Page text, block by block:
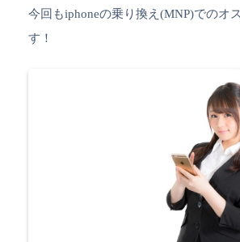
今回もiphoneの乗り換え(MNP)でのオ
す！